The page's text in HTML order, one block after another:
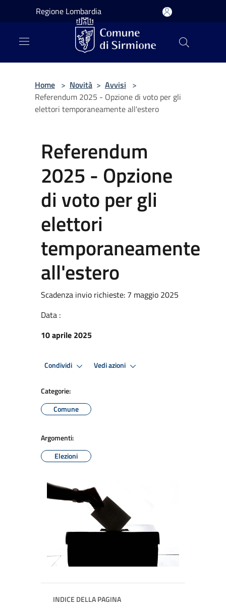
Salta al contenuto principale
Regione Lombardia
Home > Novità > Avvisi >
Referendum 2025 - Opzione di voto per gli
elettori temporaneamente all'estero
Referendum
2025 - Opzione
di voto per gli
elettori
temporaneamente
all'estero
Scadenza invio richieste: 7 maggio 2025
Data :
10 aprile 2025
Condividi Vedi azioni
Categorie:
Comune
Argomenti:
Elezioni
INDICE DELLA PAGINA